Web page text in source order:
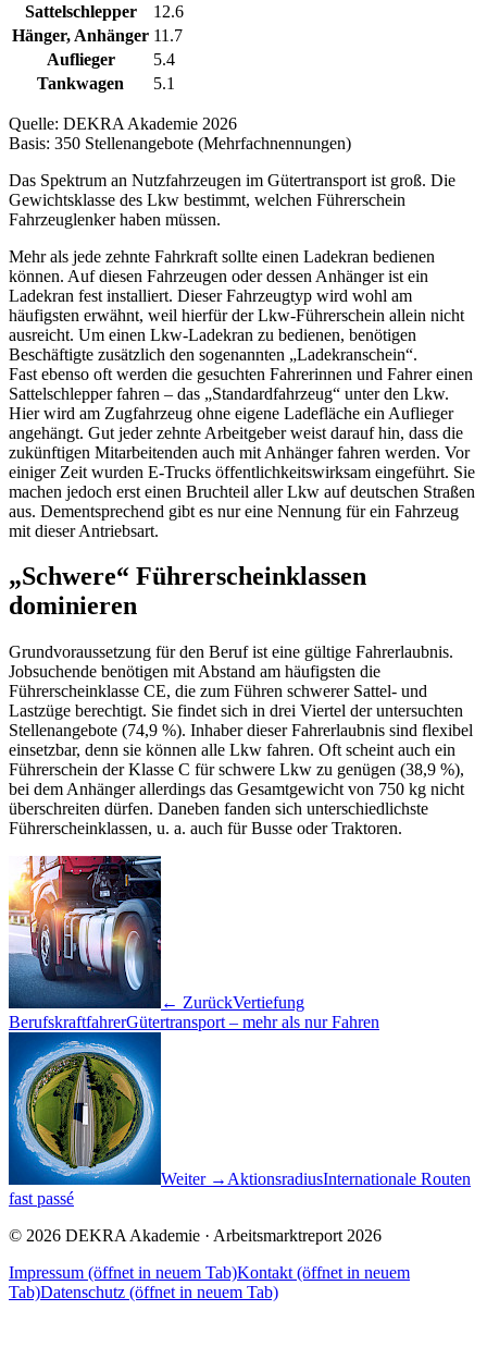
Sattelschlepper
12.6
Hänger, Anhänger 11.7
Auflieger
5.4
Tankwagen
5.1
Quelle: DEKRA Akademie 2026
Basis: 350 Stellenangebote (Mehrfachnennungen)
Das Spektrum an Nutzfahrzeugen im Gütertransport ist groß. Die
Gewichtsklasse des Lkw bestimmt, welchen Führerschein
Fahrzeuglenker haben müssen.
Mehr als jede zehnte Fahrkraft sollte einen Ladekran bedienen
können. Auf diesen Fahrzeugen oder dessen Anhänger ist ein
Ladekran fest installiert. Dieser Fahrzeugtyp wird wohl am
häufigsten erwähnt, weil hierfür der Lkw-Führerschein allein nicht
ausreicht. Um einen Lkw-Ladekran zu bedienen, benötigen
Beschäftigte zusätzlich den sogenannten „Ladekranschein“.
Fast ebenso oft werden die gesuchten Fahrerinnen und Fahrer einen
Sattelschlepper fahren – das „Standardfahrzeug“ unter den Lkw.
Hier wird am Zugfahrzeug ohne eigene Ladefläche ein Auflieger
angehängt. Gut jeder zehnte Arbeitgeber weist darauf hin, dass die
zukünftigen Mitarbeitenden auch mit Anhänger fahren werden. Vor
einiger Zeit wurden E-Trucks öffentlichkeitswirksam eingeführt. Sie
machen jedoch erst einen Bruchteil aller Lkw auf deutschen Straßen
aus. Dementsprechend gibt es nur eine Nennung für ein Fahrzeug
mit dieser Antriebsart.
„Schwere“ Führerscheinklassen
dominieren
Grundvoraussetzung für den Beruf ist eine gültige Fahrerlaubnis.
Jobsuchende benötigen mit Abstand am häufigsten die
Führerscheinklasse CE, die zum Führen schwerer Sattel- und
Lastzüge berechtigt. Sie findet sich in drei Viertel der untersuchten
Stellenangebote (74,9 %). Inhaber dieser Fahrerlaubnis sind flexibel
einsetzbar, denn sie können alle Lkw fahren. Oft scheint auch ein
Führerschein der Klasse C für schwere Lkw zu genügen (38,9 %),
bei dem Anhänger allerdings das Gesamtgewicht von 750 kg nicht
überschreiten dürfen. Daneben fanden sich unterschiedlichste
Führerscheinklassen, u. a. auch für Busse oder Traktoren.
← ZurückVertiefung
BerufskraftfahrerGütertransport – mehr als nur Fahren
Weiter → AktionsradiusInternationale Routen
fast passé
© 2026 DEKRA Akademie · Arbeitsmarktreport 2026
Impressum (öffnet in neuem Tab)Kontakt (öffnet in neuem
Tab)Datenschutz (öffnet in neuem Tab)